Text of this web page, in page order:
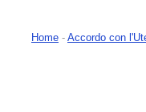
Home - Accordo con